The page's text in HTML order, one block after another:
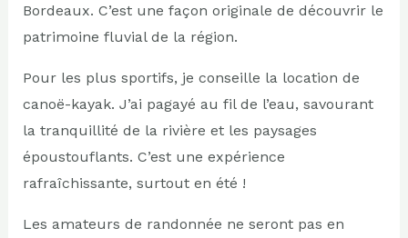
Bordeaux. C’est une façon originale de découvrir le
patrimoine fluvial de la région.
Pour les plus sportifs, je conseille la location de
canoë-kayak. J’ai pagayé au fil de l’eau, savourant
la tranquillité de la rivière et les paysages
époustouflants. C’est une expérience
rafraîchissante, surtout en été !
Les amateurs de randonnée ne seront pas en